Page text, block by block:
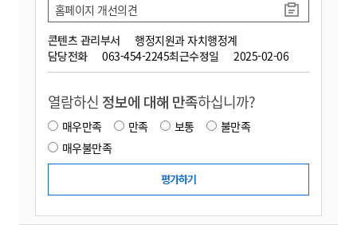
콘텐츠 관리부서
행정지원과 자치행정계
담당전화
063-454-2245최근수정일 2025-02-06
홈페이지 개선의견
열람하신 정보에 대해 만족하십니까?
매우만족 만족 보통
불만족
매우불만족